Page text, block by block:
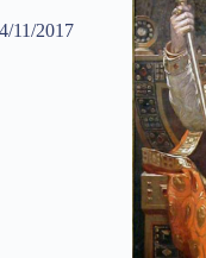
11/2017